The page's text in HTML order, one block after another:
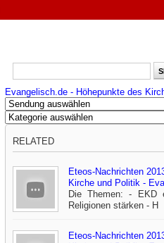
Evangelisch.de - Höhepunkte des
RELATED
Eteos-Nachrichten
Kirche und Politik -
Die Themen: - EKD
Religionen stärken - H
Eteos-Nachrichten